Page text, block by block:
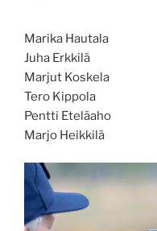
Marika Hautala
Juha Erkkilä
Marjut Koskela
Tero Kippola
Pentti Eteläaho
Marjo Heikkilä